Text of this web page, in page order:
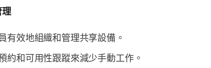
有效地組織和管理共享設備。
約和可用性跟蹤來減少手動工作。